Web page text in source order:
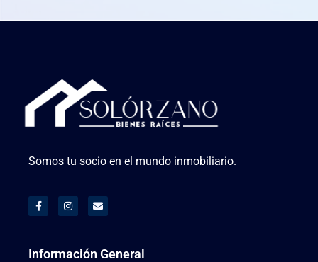
Somos tu socio en el mundo inmobiliario.
Información General